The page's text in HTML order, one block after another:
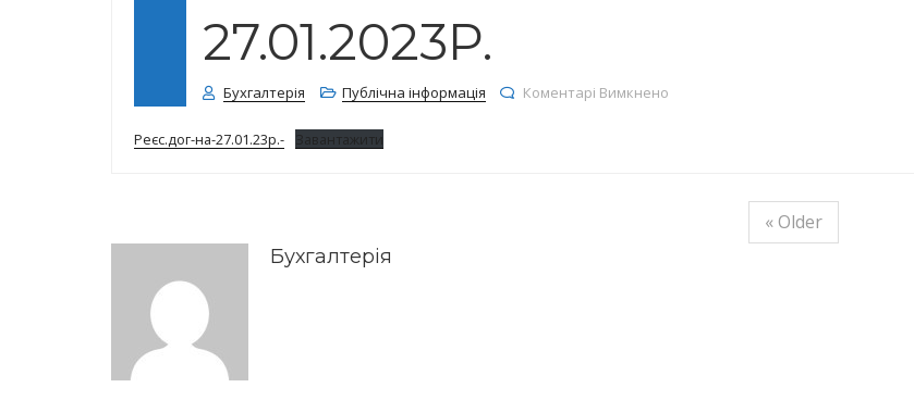
27.01.2023Р.
Бухгалтерія Публічна інформація Коментарі Вимкнено
Реєс.дог-на-27.01.23р.- Завантажити
« Older
Бухгалтерія